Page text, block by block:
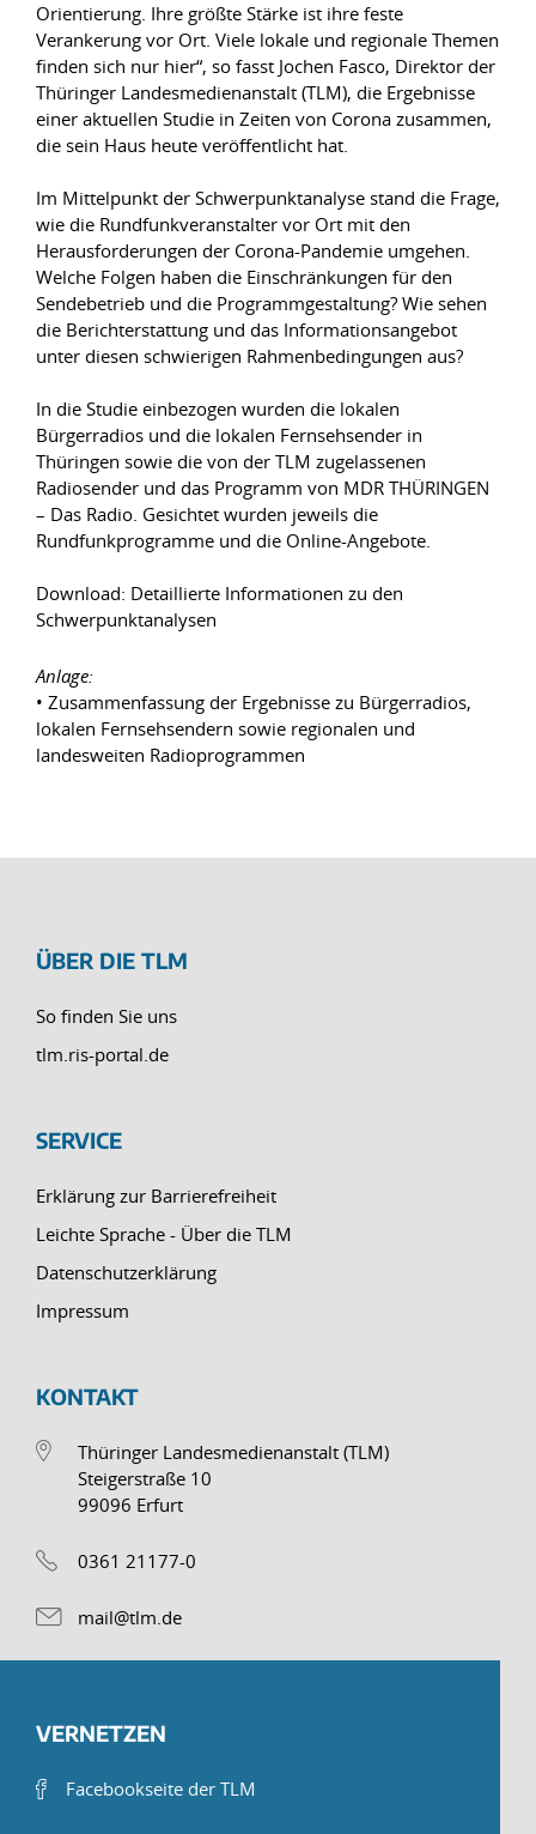
Orientierung. Ihre größte Stärke ist ihre feste
Verankerung vor Ort. Viele lokale und regionale Themen
finden sich nur hier“, so fasst Jochen Fasco, Direktor der
Thüringer Landesmedienanstalt (TLM), die Ergebnisse
einer aktuellen Studie in Zeiten von Corona zusammen,
die sein Haus heute veröffentlicht hat.
Im Mittelpunkt der Schwerpunktanalyse stand die Frage,
wie die Rundfunkveranstalter vor Ort mit den
Herausforderungen der Corona-Pandemie umgehen.
Welche Folgen haben die Einschränkungen für den
Sendebetrieb und die Programmgestaltung? Wie sehen
die Berichterstattung und das Informationsangebot
unter diesen schwierigen Rahmenbedingungen aus?
In die Studie einbezogen wurden die lokalen
Bürgerradios und die lokalen Fernsehsender in
Thüringen sowie die von der TLM zugelassenen
Radiosender und das Programm von MDR THÜRINGEN
– Das Radio. Gesichtet wurden jeweils die
Rundfunkprogramme und die Online-Angebote.
Download: Detaillierte Informationen zu den
Schwerpunktanalysen
Anlage:
• Zusammenfassung der Ergebnisse zu Bürgerradios,
lokalen Fernsehsendern sowie regionalen und
landesweiten Radioprogrammen
ÜBER DIE TLM
So finden Sie uns
tlm.ris-portal.de
SERVICE
Erklärung zur Barrierefreiheit
Leichte Sprache - Über die TLM
Datenschutzerklärung
Impressum
KONTAKT
Thüringer Landesmedienanstalt (TLM)
Steigerstraße 10
99096 Erfurt
0361 21177-0
mail@tlm.de
VERNETZEN
Facebookseite der TLM